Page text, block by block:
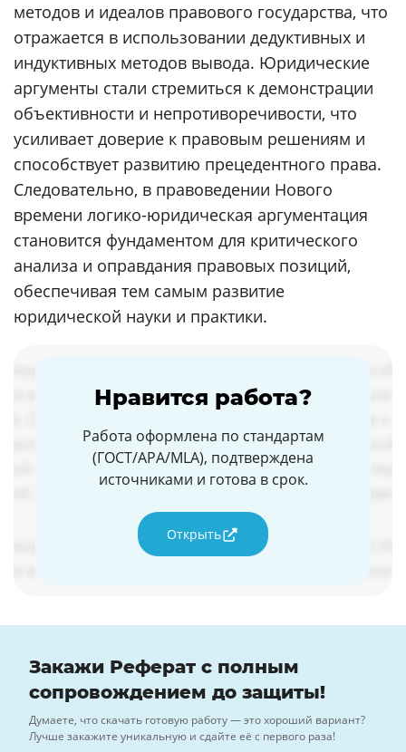
методов и идеалов правового государства, что
отражается в использовании дедуктивных и
индуктивных методов вывода. Юридические
аргументы стали стремиться к демонстрации
объективности и непротиворечивости, что
усиливает доверие к правовым решениям и
способствует развитию прецедентного права.
Следовательно, в правоведении Нового
времени логико-юридическая аргументация
становится фундаментом для критического
анализа и оправдания правовых позиций,
обеспечивая тем самым развитие
юридической науки и практики.
Нравится работа?
Работа оформлена по стандартам
(ГОСТ/APA/MLA), подтверждена
источниками и готова в срок.
Открыть
Закажи Реферат с полным
сопровождением до защиты!
Думаете, что скачать готовую работу — это хороший вариант?
Лучше закажите уникальную и сдайте её с первого раза!